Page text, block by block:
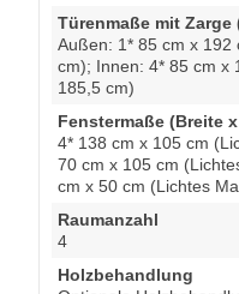
Türenmaße mit Zarge
Außen: 1* 85 cm x
cm); Innen: 4* 85 cm x
185,5 cm)
Fenstermaße (Breite
4* 138 cm x 105 cm
70 cm x 105 cm
cm x 50 cm (Lichtes
Raumanzahl
4
Holzbehandlung